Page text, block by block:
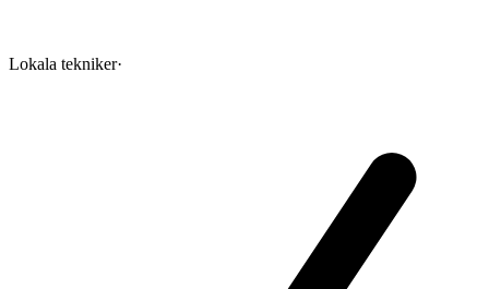
Lokala tekniker·